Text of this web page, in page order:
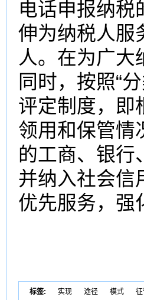
电话申报纳税
伸为纳税人服
人。在为广大
同时，按照“
评定制度，即
领用和保管情
的工商、银行
并纳入社会信
优先服务，强
标签: 实现 途径 模式 征